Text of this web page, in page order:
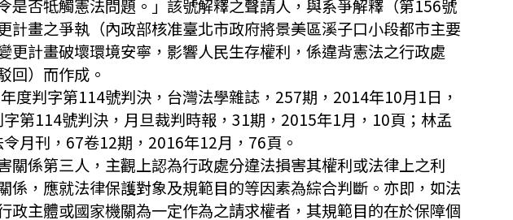
否牴觸憲法問題。」該號解釋之聲請人，與系爭解釋（第156號
畫之爭執（內政部核准臺北市政府將景美區溪子口小段都市主要
計畫破壞環境安寧，影響人民生存權利，係違背憲法之行政處
回）而作成。
判字第114號判決，台灣法學雜誌，257期，2014年10月1日，
第114號判決，月旦裁判時報，31期，2015年1月，10頁；林孟
月刊，67卷12期，2016年12月，76頁。
係第三人，主觀上認為行政處分違法損害其權利或法律上之利
，應就法律保護對象及規範目的等因素為綜合判斷。亦即，如法
主體或國家機關為一定作為之請求權者，其規範目的在於保障個